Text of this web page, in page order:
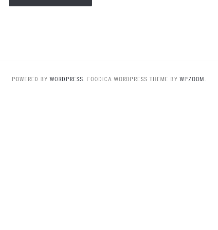
POWERED BY WORDPRESS. FOODICA WORDPRESS THEME BY WPZOOM.